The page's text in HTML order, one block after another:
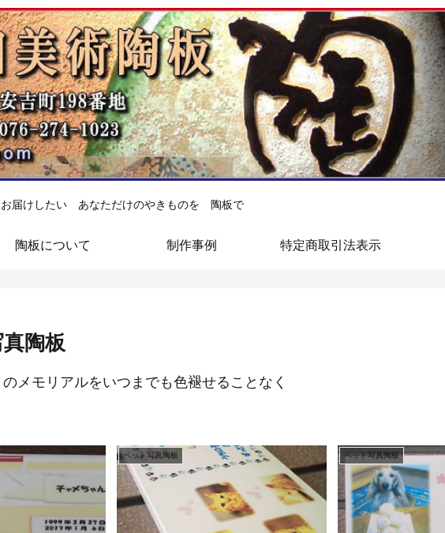
お届けしたい あなただけのやきものを 陶板で
陶板について 制作事例 特定商取引法表示
陶板
メモリアルをいつまでも色褪せることなく
ペット写真陶板 ペット写真陶板